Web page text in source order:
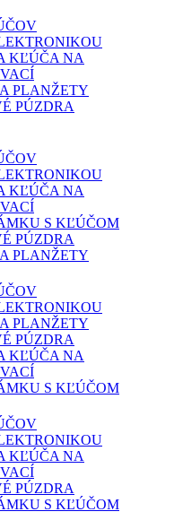
KĽÚČA NA
PLANŽETY
PÚZDRA
KĽÚČA NA
S KĽÚČOM
PÚZDRA
PLANŽETY
PLANŽETY
PÚZDRA
KĽÚČA NA
S KĽÚČOM
KĽÚČA NA
PÚZDRA
S KĽÚČOM